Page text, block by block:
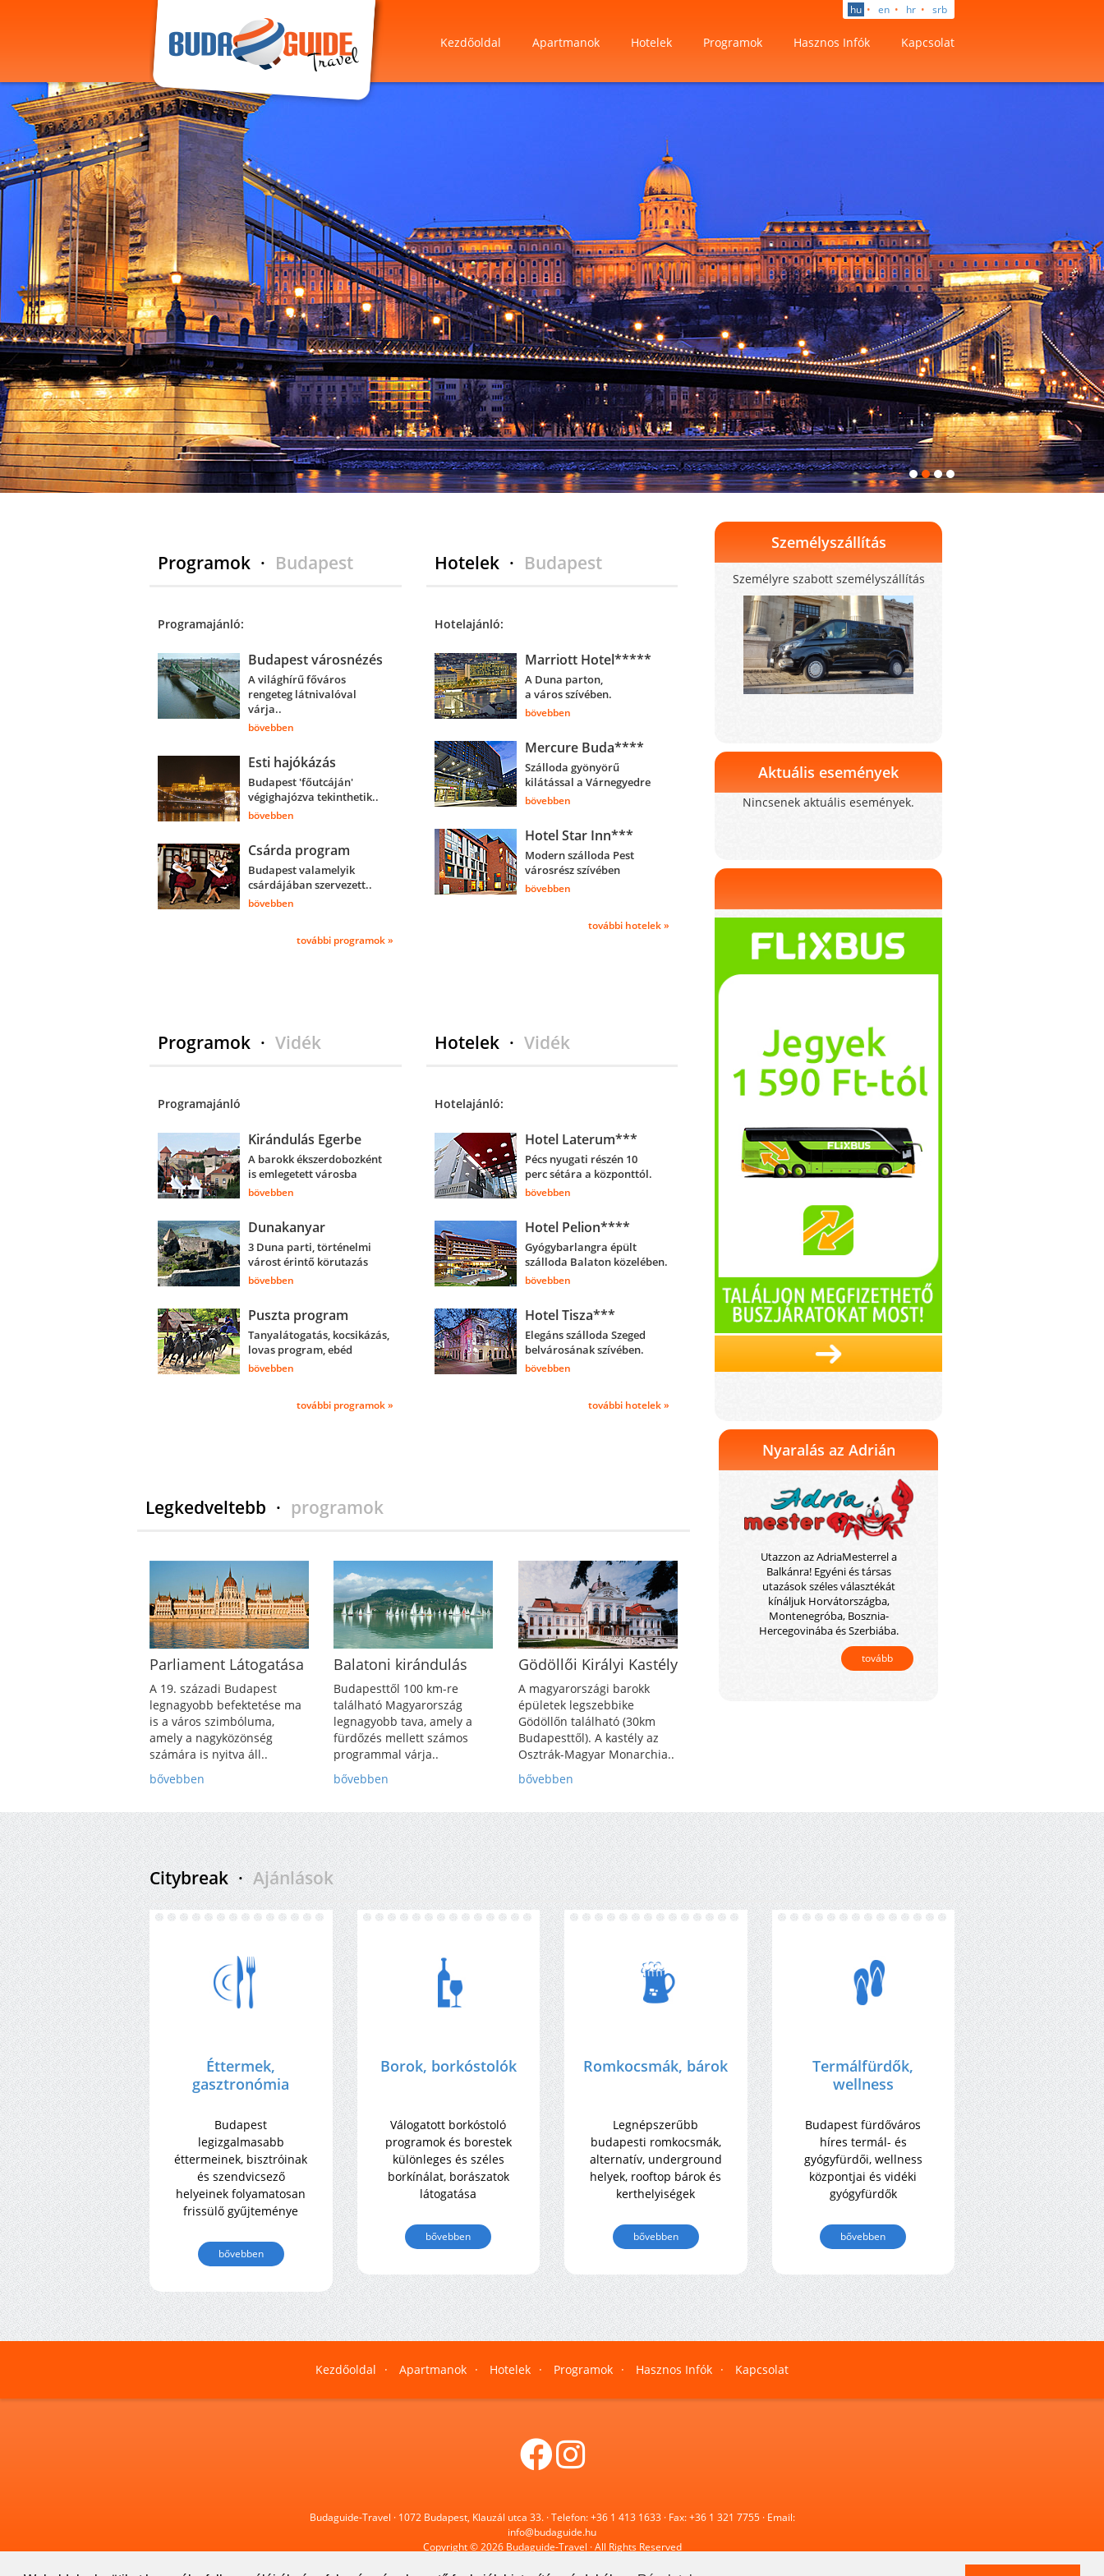
hu • en • hr • srb
Kezdőoldal Apartmanok Hotelek Programok Hasznos Infók Kapcsolat
Programok · Budapest
Programajánló:
Budapest városnézés
A világhírű főváros
rengeteg látnivalóval
várja..
bövebben
Esti hajókázás
Budapest 'főutcáján'
végighajózva tekinthetik..
bövebben
Csárda program
Budapest valamelyik
csárdájában szervezett..
bövebben
további programok »
Hotelek · Budapest
Hotelajánló:
Marriott Hotel*****
A Duna parton,
a város szívében.
bövebben
Mercure Buda****
Szálloda gyönyörű
kilátással a Várnegyedre
bövebben
Hotel Star Inn***
Modern szálloda Pest
városrész szívében
bövebben
további hotelek »
Programok · Vidék
Programajánló
Kirándulás Egerbe
A barokk ékszerdobozként
is emlegetett városba
bövebben
Dunakanyar
3 Duna parti, történelmi
várost érintő körutazás
bövebben
Puszta program
Tanyalátogatás, kocsikázás,
lovas program, ebéd
bövebben
további programok »
Hotelek · Vidék
Hotelajánló:
Hotel Laterum***
Pécs nyugati részén 10
perc sétára a központtól.
bövebben
Hotel Pelion****
Gyógybarlangra épült
szálloda Balaton közelében.
bövebben
Hotel Tisza***
Elegáns szálloda Szeged
belvárosának szívében.
bövebben
további hotelek »
Legkedveltebb · programok
Parliament Látogatása
A 19. századi Budapest
legnagyobb befektetése ma
is a város szimbóluma,
amely a nagyközönség
számára is nyitva áll..
bővebben
Balatoni kirándulás
Budapesttől 100 km-re
található Magyarország
legnagyobb tava, amely a
fürdőzés mellett számos
programmal várja..
bővebben
Gödöllői Királyi Kastély
A magyarországi barokk
épületek legszebbike
Gödöllőn található (30km
Budapesttől). A kastély az
Osztrák-Magyar Monarchia..
bővebben
Személyszállítás
Személyre szabott személyszállítás
Aktuális események
Nincsenek aktuális események.
Nyaralás az Adrián
Utazzon az AdriaMesterrel a
Balkánra! Egyéni és társas
utazások széles választékát
kínáljuk Horvátországba,
Montenegróba, Bosznia-
Hercegovinába és Szerbiába.
tovább
Citybreak · Ajánlások
Éttermek,
gasztronómia
Budapest
legizgalmasabb
éttermeinek, bisztróinak
és szendvicsező
helyeinek folyamatosan
frissülő gyűjteménye
bővebben
Borok, borkóstolók
Válogatott borkóstoló
programok és borestek
különleges és széles
borkínálat, borászatok
látogatása
bővebben
Romkocsmák, bárok
Legnépszerűbb
budapesti romkocsmák,
alternatív, underground
helyek, rooftop bárok és
kerthelyiségek
bővebben
Termálfürdők,
wellness
Budapest fürdőváros
híres termál- és
gyógyfürdői, wellness
központjai és vidéki
gyógyfürdők
bővebben
Kezdőoldal · Apartmanok · Hotelek · Programok · Hasznos Infók · Kapcsolat
Budaguide-Travel · 1072 Budapest, Klauzál utca 33. · Telefon:+36 1 413 1633· Fax:+36 1 321 7755· Email:
info@budaguide.hu
Copyright © 2026 Budaguide-Travel · All Rights Reserved